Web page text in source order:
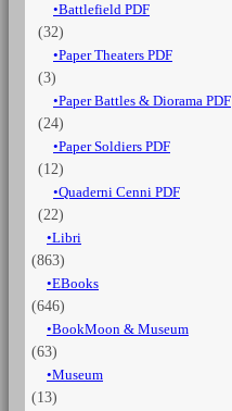
Battlefield PDF
(32)
Paper Theaters PDF
(3)
Paper Battles & Diorama PDF
(24)
Paper Soldiers PDF
(12)
Quaderni Cenni PDF
(22)
Libri
(863)
EBooks
(646)
BookMoon & Museum
(63)
Museum
(13)